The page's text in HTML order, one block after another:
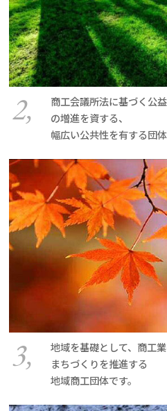
2,
商工会議所法に基づく公
の増進を資する、
幅広い公共性を有する団体
3,
地域を基礎として、商工
まちづくりを推進する
地域商工団体です。